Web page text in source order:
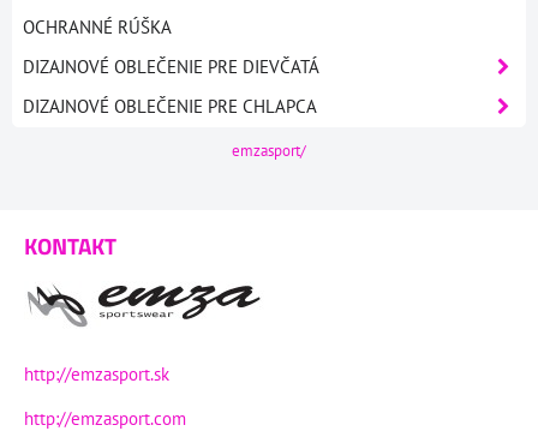
OCHRANNÉ RÚŠKA
DIZAJNOVÉ OBLEČENIE PRE DIEVČATÁ
DIZAJNOVÉ OBLEČENIE PRE CHLAPCA
emzasport/
KONTAKT
http://emzasport.sk
http://emzasport.com